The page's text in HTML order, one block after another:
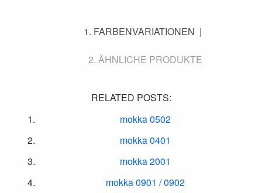
FARBENVARIATIONEN
ÄHNLICHE PRODUKTE
RELATED POSTS:
mokka 0502
mokka 0401
mokka 2001
mokka 0901 / 0902